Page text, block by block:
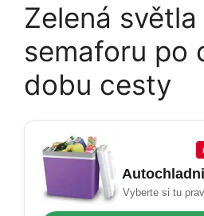
Zelená světla
semaforu po
dobu cesty
Vyberte si tu